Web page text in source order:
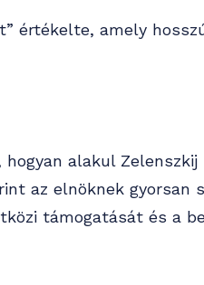
értékelte, amely
alakul Zelenszkij
az elnöknek gyorsan
támogatását és a